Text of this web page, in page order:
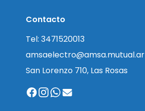
Contacto
Tel: 3471520013
amsaelectro@amsa.mutual.ar
San Lorenzo 710, Las Rosas